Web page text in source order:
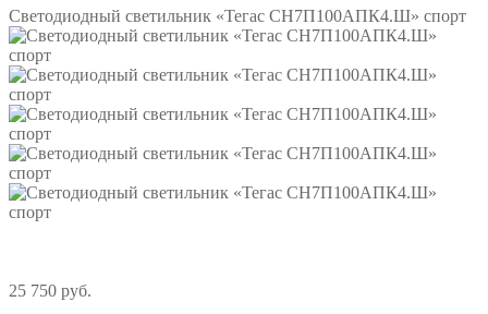
Светодиодный светильник «Тегас СН7П100АПК4.Ш» спорт
25 750 руб.